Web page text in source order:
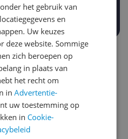
aanzetten
geschreven
en wil je graag je mening
met het schrijven van je
details duurt het schrijven
tussen de 3 en 10 minuten.
het gebruik van
en
Uw keuzes
deze website. Sommige
zich beroepen op
in plaats van
het recht om
inAdvertentie-
uw toestemming op
in Cookie-